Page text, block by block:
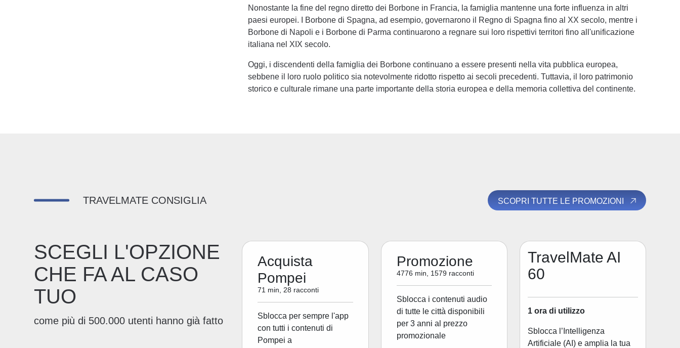
Nonostante la fine del regno diretto dei Borbone in Francia, la famiglia mantenne una forte influenza in altri
paesi europei. I Borbone di Spagna, ad esempio, governarono il Regno di Spagna fino al XX secolo, mentre i
Borbone di Napoli e i Borbone di Parma continuarono a regnare sui loro rispettivi territori fino all'unificazione
italiana nel XIX secolo.
Oggi, i discendenti della famiglia dei Borbone continuano a essere presenti nella vita pubblica europea,
sebbene il loro ruolo politico sia notevolmente ridotto rispetto ai secoli precedenti. Tuttavia, il loro patrimonio
storico e culturale rimane una parte importante della storia europea e della memoria collettiva del continente.
TRAVELMATE CONSIGLIA SCOPRI TUTTE LE PROMOZIONI
SCEGLI L'OPZIONE
CHE FA AL CASO
TUO
come più di 500.000 utenti hanno già fatto
Acquista
Pompei
71 min, 28 racconti
Sblocca per sempre l'app
con tutti i contenuti di
Pompei a
Promozione
4776 min, 1579 racconti
Sblocca i contenuti audio
di tutte le città disponibili
per 3 anni al prezzo
promozionale
TravelMate AI
60
1 ora di utilizzo
Sblocca l’Intelligenza
Artificiale (AI) e amplia la tua